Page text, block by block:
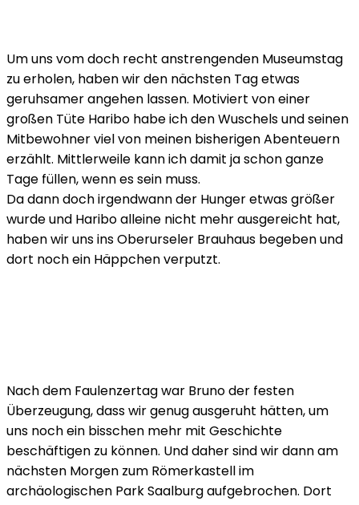
Um uns vom doch recht anstrengenden Museumstag
zu erholen, haben wir den nächsten Tag etwas
geruhsamer angehen lassen. Motiviert von einer
großen Tüte Haribo habe ich den Wuschels und seinen
Mitbewohner viel von meinen bisherigen Abenteuern
erzählt. Mittlerweile kann ich damit ja schon ganze
Tage füllen, wenn es sein muss.
Da dann doch irgendwann der Hunger etwas größer
wurde und Haribo alleine nicht mehr ausgereicht hat,
haben wir uns ins Oberurseler Brauhaus begeben und
dort noch ein Häppchen verputzt.
Nach dem Faulenzertag war Bruno der festen
Überzeugung, dass wir genug ausgeruht hätten, um
uns noch ein bisschen mehr mit Geschichte
beschäftigen zu können. Und daher sind wir dann am
nächsten Morgen zum Römerkastell im
archäologischen Park Saalburg aufgebrochen. Dort